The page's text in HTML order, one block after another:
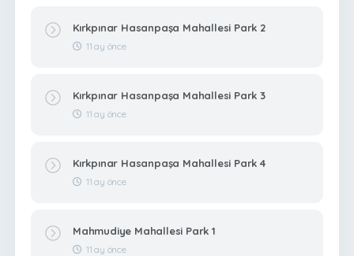
Kırkpınar Hasanpaşa Mahallesi Park 2
11 ay önce
Kırkpınar Hasanpaşa Mahallesi Park 3
11 ay önce
Kırkpınar Hasanpaşa Mahallesi Park 4
11 ay önce
Mahmudiye Mahallesi Park 1
11 ay önce